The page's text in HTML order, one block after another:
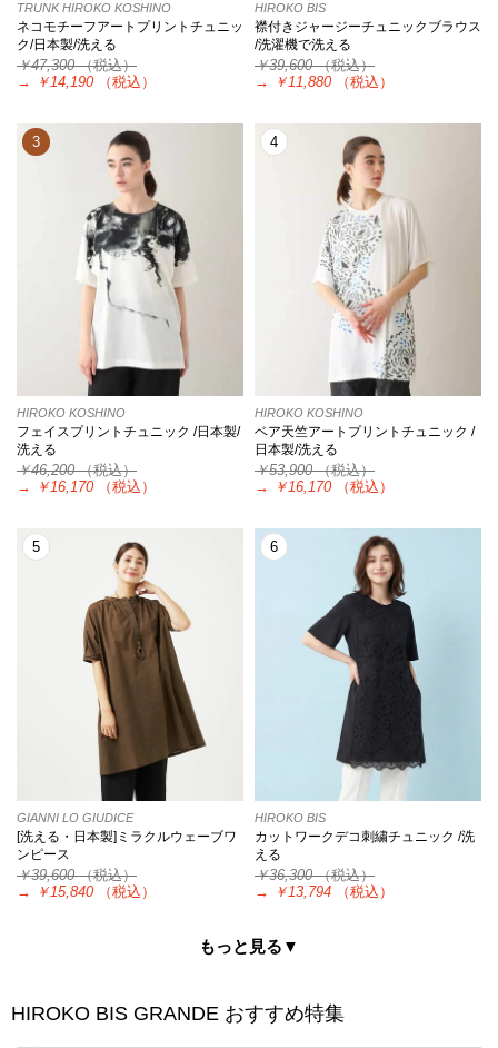
TRUNK HIROKO KOSHINO
ネコモチーフアートプリントチュニッ
ク/日本製/洗える
￥47,300（税込）
→
￥14,190 （税込）
HIROKO BIS
襟付きジャージーチュニックブラウス
/洗濯機で洗える
￥39,600（税込）
→
￥11,880 （税込）
3
HIROKO KOSHINO
フェイスプリントチュニック /日本製/
洗える
￥46,200（税込）
→
￥16,170 （税込）
4
HIROKO KOSHINO
ベア天竺アートプリントチュニック /
日本製/洗える
￥53,900（税込）
→
￥16,170 （税込）
5
GIANNI LO GIUDICE
[洗える・日本製]ミラクルウェーブワ
ンピース
￥39,600（税込）
→
￥15,840 （税込）
6
HIROKO BIS
カットワークデコ刺繍チュニック /洗
える
￥36,300（税込）
→
￥13,794 （税込）
もっと見る▼
HIROKO BIS GRANDE おすすめ特集